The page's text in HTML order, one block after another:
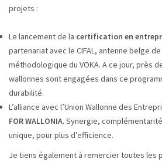
projets :
Le lancement de la certification en
partenariat avec le CIFAL, antenne belge de
méthodologique du VOKA. A ce jour, près
wallonnes sont engagées dans ce
durabilité.
L’alliance avec l’Union Wallonne des
FOR WALLONIA. Synergie,
unique, pour plus d’efficience.
Je tiens également à remercier toutes les